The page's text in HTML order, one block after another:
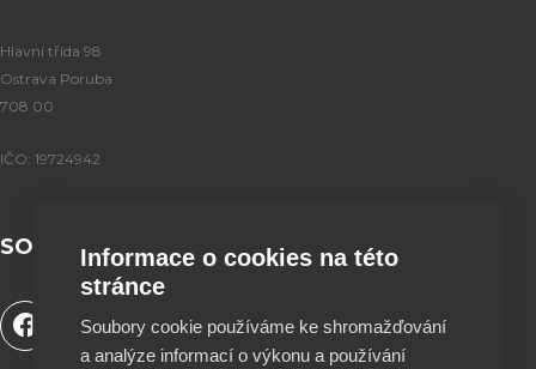
Hlavní třída 98
Ostrava Poruba
708 00
IČO: 19724942
SOCIÁLNÍ SÍTĚ
F
a
o
u
i
k
n
s
Informace o cookies na této
stránce
Soubory cookie používáme ke shromažďování
a analýze informací o výkonu a používání